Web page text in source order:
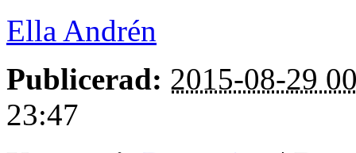
Ella Andrén
Publicerad: 2015-08-29
23:47